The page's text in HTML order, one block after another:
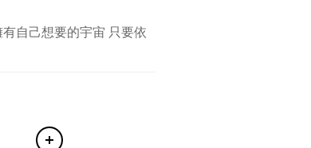
⾃⼰想要的宇宙 只要依